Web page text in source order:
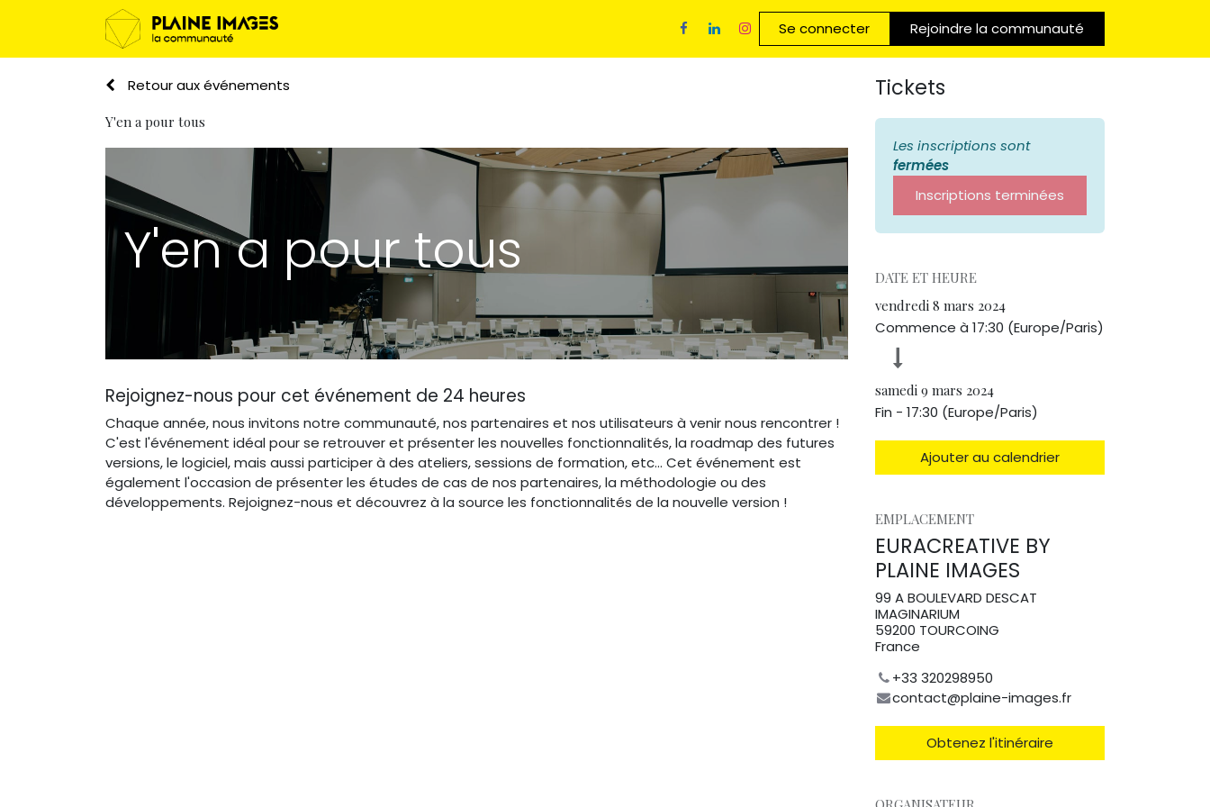
Services exclusifs membres Se connecter Rejoindre la communauté
Retour aux événements
Y'en a pour tous
Y'en a pour tous
Rejoignez-nous pour cet événement de 24 heures
Chaque année, nous invitons notre communauté, nos partenaires et nos utilisateurs à venir nous rencontrer !
C'est l'événement idéal pour se retrouver et présenter les nouvelles fonctionnalités, la roadmap des futures
versions, le logiciel, mais aussi participer à des ateliers, sessions de formation, etc... Cet événement est
également l'occasion de présenter les études de cas de nos partenaires, la méthodologie ou des
développements. Rejoignez-nous et découvrez à la source les fonctionnalités de la nouvelle version !
Tickets
Les inscriptions sont
fermées
Inscriptions terminées
DATE ET HEURE
vendredi 8 mars 2024
Commence à 17:30 (Europe/Paris)
samedi 9 mars 2024
Fin - 17:30 (Europe/Paris)
Ajouter au calendrier
EMPLACEMENT
EURACREATIVE BY
PLAINE IMAGES
99 A BOULEVARD DESCAT
IMAGINARIUM
59200 TOURCOING
France
+33 320298950
contact@plaine-images.fr
Obtenez l'itinéraire